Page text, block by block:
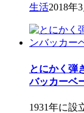
生活2018年
とにかく弾
バッカーベ
1931年に設